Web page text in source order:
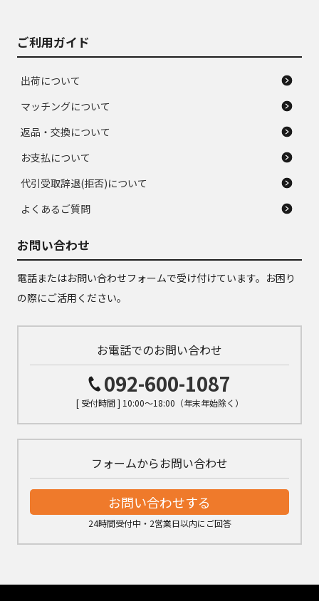
ご利用ガイド
出荷について
マッチングについて
返品・交換について
お支払について
代引受取辞退(拒否)について
よくあるご質問
お問い合わせ
電話またはお問い合わせフォームで受け付けています。お困り
の際にご活用ください。
お電話でのお問い合わせ
092-600-1087
[ 受付時間 ] 10:00～18:00（年末年始除く）
フォームからお問い合わせ
お問い合わせする
24時間受付中・2営業日以内にご回答